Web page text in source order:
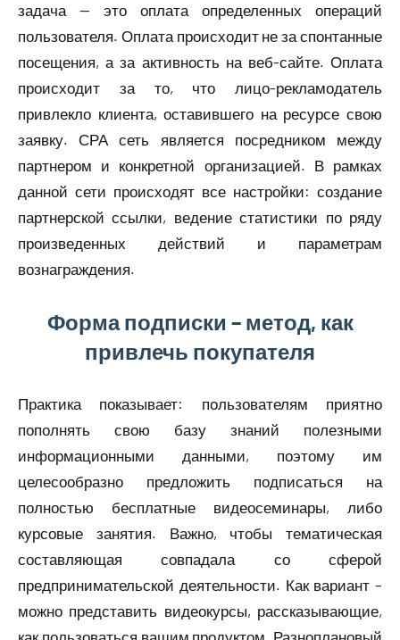
задача — это оплата определенных операций
пользователя. Оплата происходит не за спонтанные
посещения, а за активность на веб-сайте. Оплата
происходит за то, что лицо-рекламодатель
привлекло клиента, оставившего на ресурсе свою
заявку. СРА сеть является посредником между
партнером и конкретной организацией. В рамках
данной сети происходят все настройки: создание
партнерской ссылки, ведение статистики по ряду
произведенных действий и параметрам
вознаграждения.
Форма подписки – метод, как
привлечь покупателя
Практика показывает: пользователям приятно
пополнять свою базу знаний полезными
информационными данными, поэтому им
целесообразно предложить подписаться на
полностью бесплатные видеосеминары, либо
курсовые занятия. Важно, чтобы тематическая
составляющая совпадала со сферой
предпринимательской деятельности. Как вариант –
можно представить видеокурсы, рассказывающие,
как пользоваться вашим продуктом. Разноплановый